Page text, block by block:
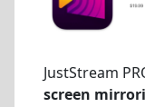
JustStream
screen